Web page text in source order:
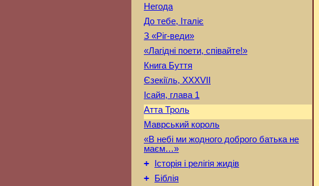
Негода
До тебе, Італіє
З «Ріг-веди»
«Лагідні поети, співайте!»
Книга Буття
Єзекіїль, XXXVII
Ісайя, глава 1
Атта Троль
Маврський король
«В небі ми жодного доброго батька не
маєм…»
+ Історія і релігія жидів
+ Біблія